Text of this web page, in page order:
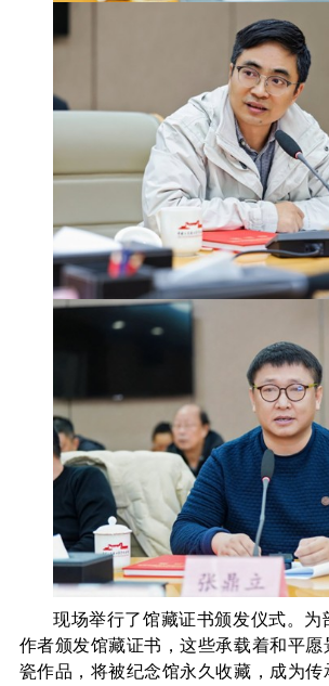
现场举行了馆藏证书颁发仪式。为
作者颁发馆藏证书，这些承载着和平愿
瓷作品，将被纪念馆永久收藏，成为传